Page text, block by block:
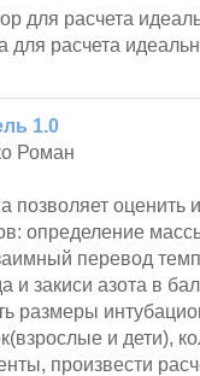
для расчета
для расчета
1.0
Роман
позволяет оценить
определение
перевод
и закиси азота в
размеры
и дети),
произвести